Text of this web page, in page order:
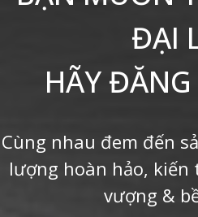
ĐẠI
HÃY
Cùng nhau đem đến
lượng hoàn hảo,
vượng &